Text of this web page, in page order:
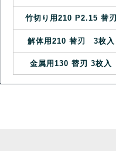
竹切り用210 P2.15 替刃
解体用210 替刃 3枚入
金属用130 替刃 3枚入